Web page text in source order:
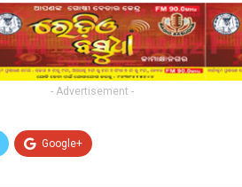
- Advertisement -
Google+